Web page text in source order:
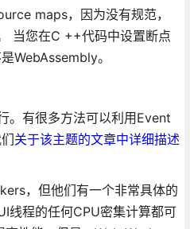
maps，因为没有规范，
当您在C ++代码中设置断点
WebAssembly。
。有很多方法可以利用Event
关于该主题的文章中详细描述
，但他们有一个非常具体的
线程的任何CPU密集计算都可